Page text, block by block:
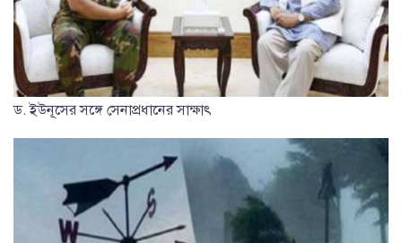
ড. ইউনূসের সঙ্গে সেনাপ্রধানের সাক্ষাৎ